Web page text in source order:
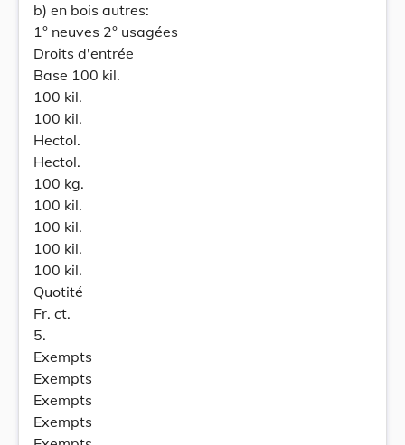
b) en bois autres:
1° neuves 2° usagées
Droits d'entrée
Base 100 kil.
100 kil.
100 kil.
Hectol.
Hectol.
100 kg.
100 kil.
100 kil.
100 kil.
100 kil.
Quotité
Fr. ct.
5.
Exempts
Exempts
Exempts
Exempts